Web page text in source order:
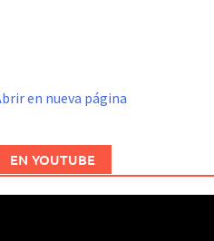
en nueva página
EN YOUTUBE